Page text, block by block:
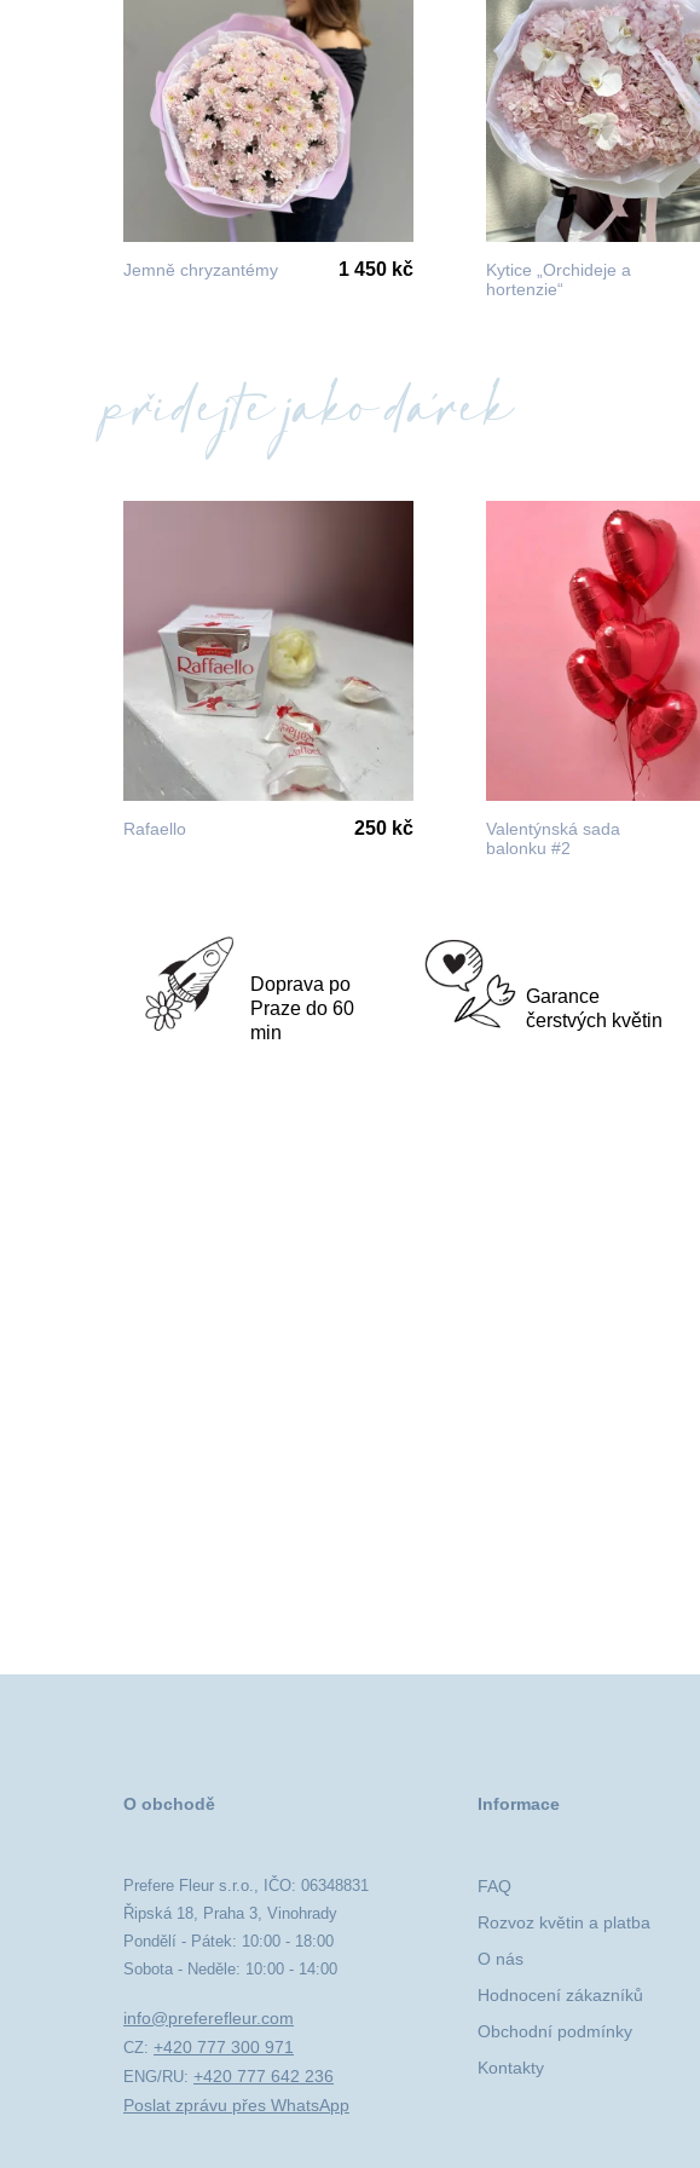
Jemně chryzantémy 1 450 kč
Kytice „Orchideje a
hortenzie“
přidejte jako dárek
Rafaello 250 kč
Valentýnská sada
balonku #2
Doprava po
Praze do 60
min
Garance
čerstvých květin
O obchodě
Prefere Fleur s.r.o., IČO: 06348831
Řipská 18, Praha 3, Vinohrady
Pondělí - Pátek: 10:00 - 18:00
Sobota - Neděle: 10:00 - 14:00
info@preferefleur.com
CZ: +420 777 300 971
ENG/RU: +420 777 642 236
Poslat zprávu přes WhatsApp
Informace
FAQ
Rozvoz květin a platba
O nás
Hodnocení zákazníků
Obchodní podmínky
Kontakty